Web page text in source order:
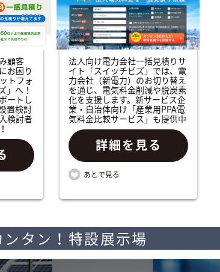
顧客
お困り
トフォ
」へ！
ートし
置検討
検討者
法人向け電力会社一括見積りサ
イト「スイッチビズ」では、電
力会社（新電力）のお切り替え
を通じ、電気料金削減や脱炭素
化を支援します。新サービス企
業・自治体向け「産業用PPA電
気料金比較サービス」も提供中
詳細を見る
タン！特設展示場